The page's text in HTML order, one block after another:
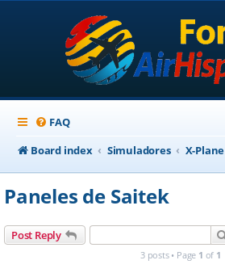
FAQ
Board index
Simuladores X-Plane
Paneles de Saitek
Post Reply
3 posts • Page 1 of 1